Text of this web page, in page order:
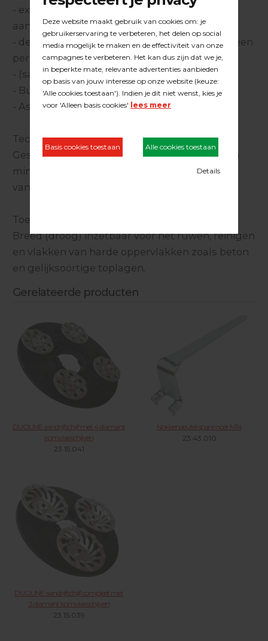
- extra agressieve samenstelling voor het
aanschuren van harde betonoppervlakken
- de dubbele rij segmenten 5MM hoog geeft een
perfecte afwerking en lange levensduur
- (samenstelling klasse C 20 / 25 xa3)
- Buitendiameter 100MM
- Asopnamen 16/22MM
Technische informatie:
Geschikt voor machines met een wattage van
minimaal 1000wat en een toerental variërend
van 100 tot maximaal 1200 toeren.
Toepassing:
Breed (droog) inzetbaar voor het ruwen, reinigen
en vlakken van harde oppervlakken zoals beton
en gelijksoortige toplagen.
Gerelateerde producten
DUOLINE aandrijfschijf met 4 diamant
komvlakschijven
23.15.041
Nokkensleutel spanmoer M14
23.43.010
DUOLINE aandrijfschijf compleet met
3 diamant komvlakschijven
23.15.039